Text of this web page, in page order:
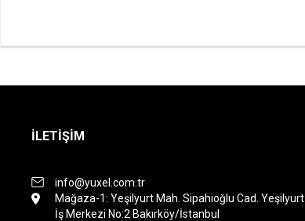
İLETİŞİM
info@yuxel.com.tr
Mağaza-1: Yeşilyurt Mah. Sipahioğlu Cad. Yeşilyurt
İş Merkezi No:2 Bakırköy/İstanbul